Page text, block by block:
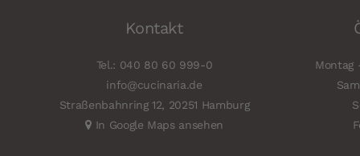
Kontakt
Tel.: 040 80 60 999-0
info@cucinaria.de
Straßenbahnring 12, 20251 Hamburg
In Google Maps ansehen
Montag